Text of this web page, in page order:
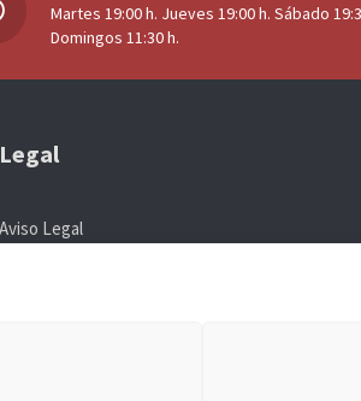
Martes 19:00 h. Jueves 19:00 h. Sábado
Domingos 11:30 h.
Legal